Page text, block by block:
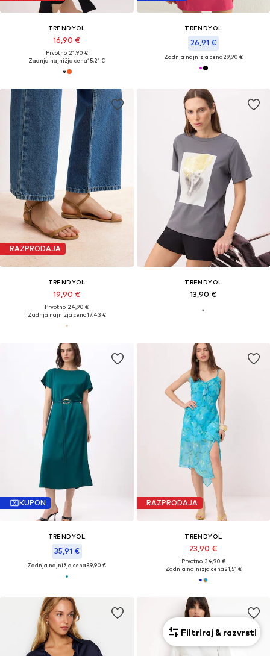
TRENDYOL
16,90 €
Prvotno: 21,90 €
Zadnja najnižja cena15,21 €
TRENDYOL
26,91 €
Zadnja najnižja cena29,90 €
RAZPRODAJA
TRENDYOL
19,90 €
Prvotno: 24,90 €
Zadnja najnižja cena17,43 €
TRENDYOL
13,90 €
KUPON
TRENDYOL
35,91 €
Zadnja najnižja cena39,90 €
RAZPRODAJA
TRENDYOL
23,90 €
Prvotno: 34,90 €
Zadnja najnižja cena21,51 €
Filtriraj & razvrsti